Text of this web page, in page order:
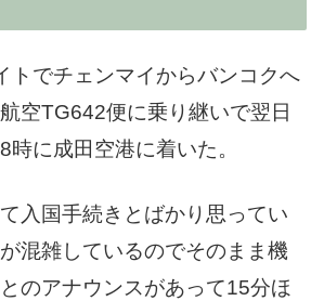
トでチェンマイからバンコクへ
空TG642便に乗り継いで翌日
に成田空港に着いた。
入国手続きとばかり思ってい
混雑しているのでそのまま機
のアナウンスがあって15分ほ